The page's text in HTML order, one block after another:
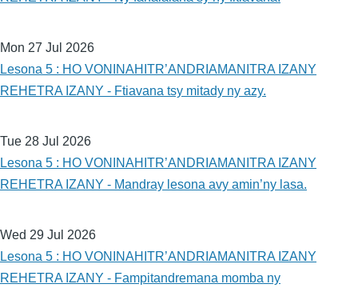
Mon 27 Jul 2026
Lesona 5 : HO VONINAHITR’ANDRIAMANITRA IZANY
REHETRA IZANY - Ftiavana tsy mitady ny azy.
Tue 28 Jul 2026
Lesona 5 : HO VONINAHITR’ANDRIAMANITRA IZANY
REHETRA IZANY - Mandray lesona avy amin’ny lasa.
Wed 29 Jul 2026
Lesona 5 : HO VONINAHITR’ANDRIAMANITRA IZANY
REHETRA IZANY - Fampitandremana momba ny